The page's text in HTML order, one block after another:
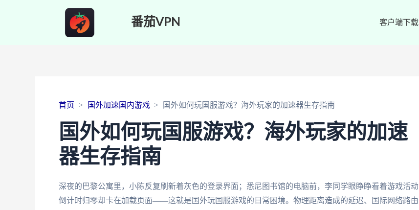
番茄VPN 客户端下载
首页 国外加速国内游戏 国外如何玩国服游戏？海外玩家的加速器生存指南
国外如何玩国服游戏？海外玩家的加速
器生存指南
深夜的巴黎公寓里，小陈反复刷新着灰色的登录界面；悉尼图书馆的电脑前，李同学眼睁睁看着游戏活动
倒计时归零却卡在加载页面——这就是国外玩国服游戏的日常困境。物理距离造成的延迟、国际网络路由